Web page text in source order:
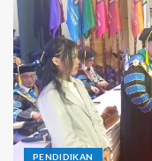
PENDIDIKAN